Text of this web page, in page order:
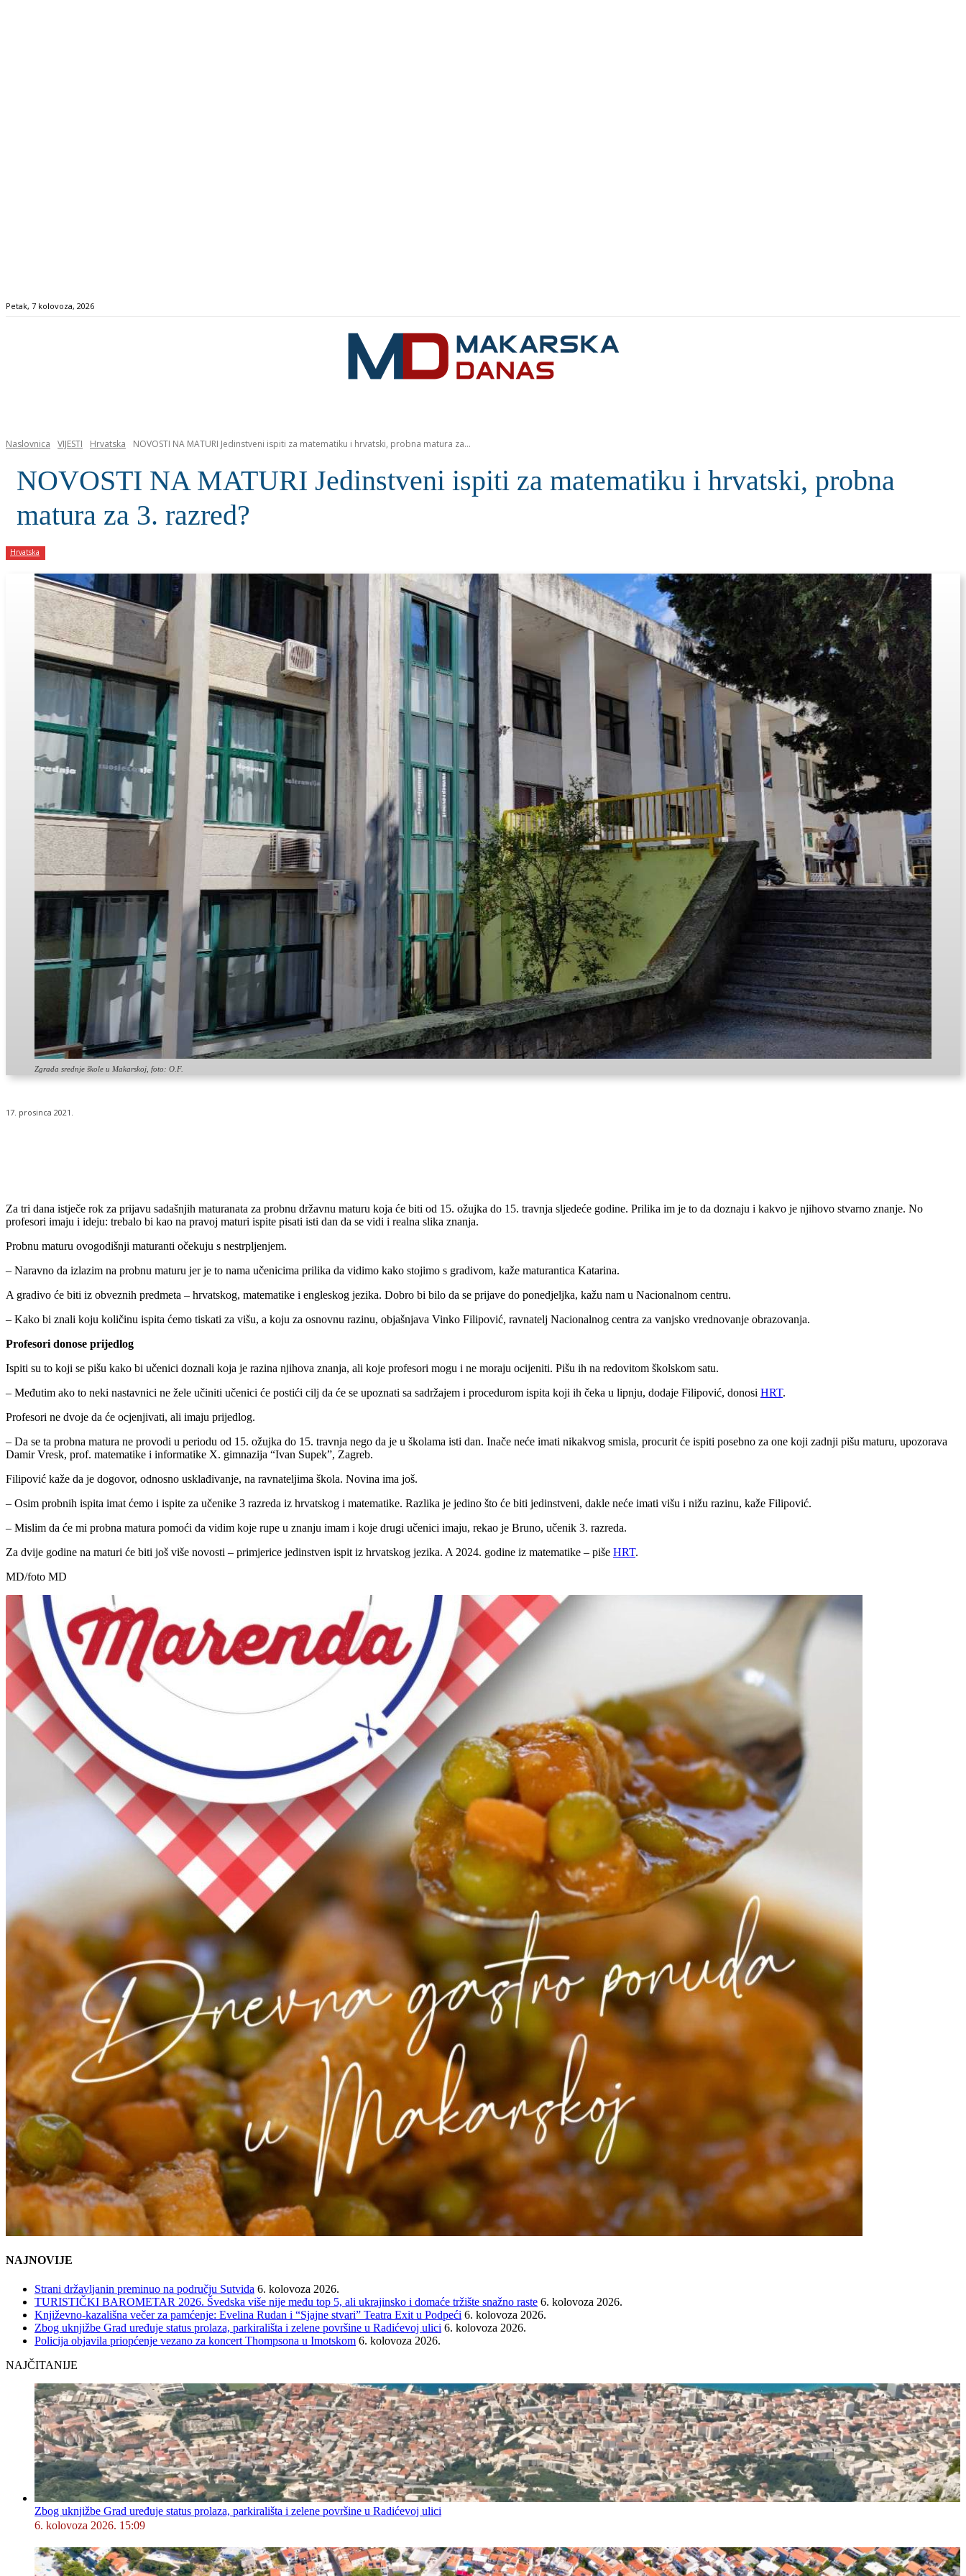
Petak, 7 kolovoza, 2026
Naslovnica VIJESTI Hrvatska NOVOSTI NA MATURI Jedinstveni ispiti za matematiku i hrvatski, probna matura za...
NOVOSTI NA MATURI Jedinstveni ispiti za matematiku i hrvatski, probna
matura za 3. razred?
Hrvatska
Zgrada srednje škole u Makarskoj, foto: O.F.
17. prosinca 2021.
Za tri dana istječe rok za prijavu sadašnjih maturanata za probnu državnu maturu koja će biti od 15. ožujka do 15. travnja sljedeće godine. Prilika im je to da doznaju i kakvo je njihovo stvarno znanje. No
profesori imaju i ideju: trebalo bi kao na pravoj maturi ispite pisati isti dan da se vidi i realna slika znanja.
Probnu maturu ovogodišnji maturanti očekuju s nestrpljenjem.
– Naravno da izlazim na probnu maturu jer je to nama učenicima prilika da vidimo kako stojimo s gradivom, kaže maturantica Katarina.
A gradivo će biti iz obveznih predmeta – hrvatskog, matematike i engleskog jezika. Dobro bi bilo da se prijave do ponedjeljka, kažu nam u Nacionalnom centru.
– Kako bi znali koju količinu ispita ćemo tiskati za višu, a koju za osnovnu razinu, objašnjava Vinko Filipović, ravnatelj Nacionalnog centra za vanjsko vrednovanje obrazovanja.
Profesori donose prijedlog
Ispiti su to koji se pišu kako bi učenici doznali koja je razina njihova znanja, ali koje profesori mogu i ne moraju ocijeniti. Pišu ih na redovitom školskom satu.
– Međutim ako to neki nastavnici ne žele učiniti učenici će postići cilj da će se upoznati sa sadržajem i procedurom ispita koji ih čeka u lipnju, dodaje Filipović, donosi HRT.
Profesori ne dvoje da će ocjenjivati, ali imaju prijedlog.
– Da se ta probna matura ne provodi u periodu od 15. ožujka do 15. travnja nego da je u školama isti dan. Inače neće imati nikakvog smisla, procurit će ispiti posebno za one koji zadnji pišu maturu, upozorava
Damir Vresk, prof. matematike i informatike X. gimnazija “Ivan Supek”, Zagreb.
Filipović kaže da je dogovor, odnosno usklađivanje, na ravnateljima škola. Novina ima još.
– Osim probnih ispita imat ćemo i ispite za učenike 3 razreda iz hrvatskog i matematike. Razlika je jedino što će biti jedinstveni, dakle neće imati višu i nižu razinu, kaže Filipović.
– Mislim da će mi probna matura pomoći da vidim koje rupe u znanju imam i koje drugi učenici imaju, rekao je Bruno, učenik 3. razreda.
Za dvije godine na maturi će biti još više novosti – primjerice jedinstven ispit iz hrvatskog jezika. A 2024. godine iz matematike – piše HRT.
MD/foto MD
NAJNOVIJE
Strani državljanin preminuo na području Sutvida 6. kolovoza 2026.
TURISTIČKI BAROMETAR 2026. Švedska više nije među top 5, ali ukrajinsko i domaće tržište snažno raste 6. kolovoza 2026.
Književno-kazališna večer za pamćenje: Evelina Rudan i “Sjajne stvari” Teatra Exit u Podpeći 6. kolovoza 2026.
Zbog uknjižbe Grad uređuje status prolaza, parkirališta i zelene površine u Radićevoj ulici 6. kolovoza 2026.
Policija objavila priopćenje vezano za koncert Thompsona u Imotskom 6. kolovoza 2026.
NAJČITANIJE
Zbog uknjižbe Grad uređuje status prolaza, parkirališta i zelene površine u Radićevoj ulici
6. kolovoza 2026. 15:09